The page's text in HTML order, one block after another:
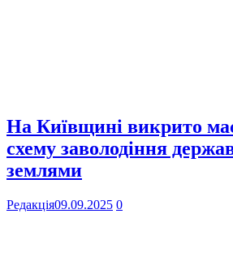
На Київщині викрито
схему заволодіння
землями
Редакція09.09.2025 0